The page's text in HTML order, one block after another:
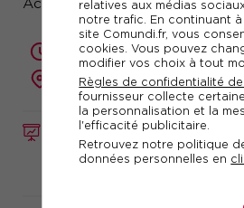
relatives aux médias
notre trafic. En continuant
site Comundi.fr, vous
cookies. Vous pouvez
modifier vos choix à tout
Règles de confidentialité
fournisseur collecte
la personnalisation et la
l'efficacité publicitaire.
Retrouvez notre politique
données personnelles en
FORMATION Réf. 10239
Télécharger le
Activez les leviers gagnants
1 jour (7 heures)
à distance